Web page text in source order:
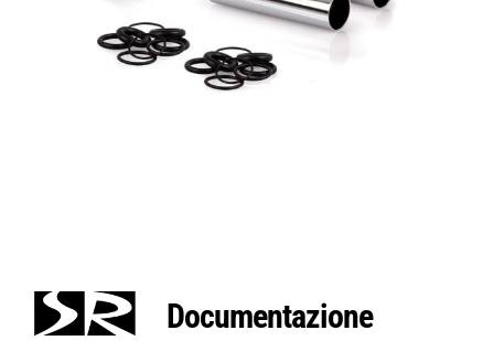
Documentazione